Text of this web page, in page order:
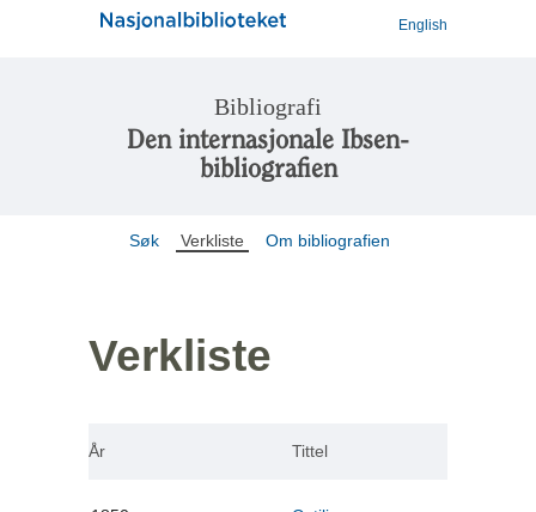
English
Bibliografi
Den internasjonale Ibsen-
bibliografien
Søk Verkliste Om bibliografien
Verkliste
År Tittel